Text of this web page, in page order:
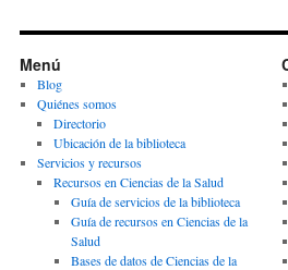
Menú
Blog
Quiénes somos
Directorio
Ubicación de la biblioteca
Servicios y recursos
Recursos en Ciencias de la Salud
Guía de servicios de la biblioteca
Guía de recursos en Ciencias de la
Salud
Bases de datos de Ciencias de la